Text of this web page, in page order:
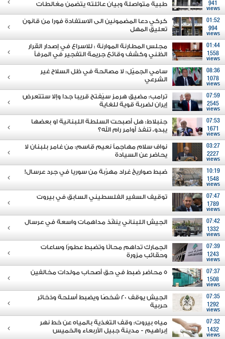
941
views
طبية متواصلة وبيان عائلته يتضمن مغالطات
01:52
994
views
كركي دعا المضمونين الى الاستفادة فورا من قانون
تعليق المهل
01:44
1558
views
مجلس المطارنة الموارنة : للاسراع في إصدار القرار
الظني وكشف وقائع جريمة التفجير في المرفأ
08:36
1078
views
سامي الجميّل: لا مصالحة في ظل السلاح غير
الشرعي
07:59
2545
views
ترامب: مضيق هرمز سيُفتح قريبا جدا وإلا ستتعرض
إيران لضربة قوية للغاية
07:53
1671
views
جنبلاط: هل أصبحت السلطة اللبنانية او بعضها
يبدو، تنفذ أوامر رام الله؟
03:27
2227
views
نواف سلام مهاجماً نعيم قاسم: من غامر بلبنان لا
يحاضر عن السيادة
10:19
1548
views
ضبط صواريخ غراد مهرّبة من سوريا في جرد عرسال!
07:47
1789
views
توقيف السفير الفلسطيني السابق في بيروت
07:42
1332
views
الجيش اللبناني ينفّذ مداهمات واسعة في عرسال
07:39
1243
views
الجمارك تداهم محالًا وتضبط عطورًا وساعات
وحقائب مزورة
07:37
1508
views
5 محاضر ضبط في حق أصحاب مولدات مخالفين
07:35
1292
views
الجيش يوقف 20 شخصًا ويضبط أسلحة وذخائر
حربية
07:32
1432
views
مياه بيروت: وقف التغذية بالمياه عن خط نهر
إبراهيم - مدينة جبيل الأربعاء والخميس